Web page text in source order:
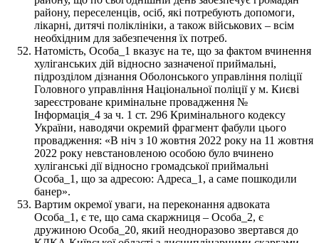
району, переселенців, осіб, які потребують допомоги,
лікарні, дитячі поліклініки, а також військових – всім
необхідним для забезпечення їх потреб.
Натомість, Особа_1 вказує на те, що за фактом вчинення
хуліганських дій відносно зазначеної приймальні,
підрозділом дізнання Оболонського управління поліції
Головного управління Національної поліції у м. Києві
зареєстроване кримінальне провадження №
Інформація_4 за ч. 1 ст. 296 Кримінального кодексу
України, наводячи окремий фрагмент фабули цього
провадження: «В ніч з 10 жовтня 2022 року на 11 жовтня
2022 року невстановленою особою було вчинено
хуліганські дії відносно громадської приймальні
Особа_1, що за адресою: Адреса_1, а саме пошкодили
банер».
Вартим окремої уваги, на переконання адвоката
Особа_1, є те, що сама скаржниця – Особа_2, є
дружиною Особа_20, який неодноразово звертався до